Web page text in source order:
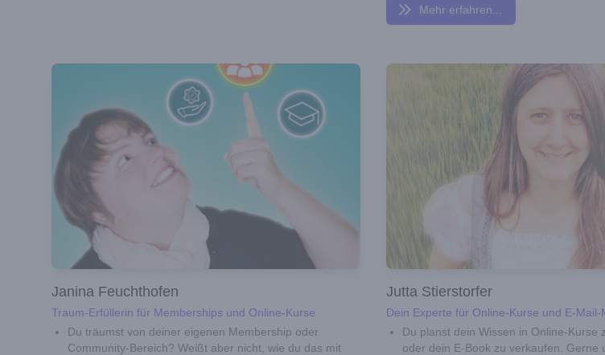
Mehr erfahren...
Janina Feuchthofen
Traum-Erfüllerin für Memberships und Online-Kurse
Du träumst von deiner eigenen Membership oder
Community-Bereich? Weißt aber nicht, wie du das mit
Jutta Stierstorfer
Dein Experte für Online-Kurse und E-Mail-
Du planst dein Wissen in Online-Kurse
oder dein E-Book zu verkaufen. Gerne